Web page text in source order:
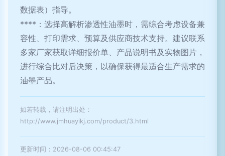
数据表）指导。
****：选择高解析渗透性油墨时，需综合考虑设备兼
容性、打印需求、预算及供应商技术支持。建议联系
多家厂家获取详细报价单、产品说明书及实物图片，
进行综合比对后决策，以确保获得最适合生产需求的
油墨产品。
如若转载，请注明出处：
http://www.jmhuayikj.com/product/3.html
更新时间：2026-08-06 00:45:47